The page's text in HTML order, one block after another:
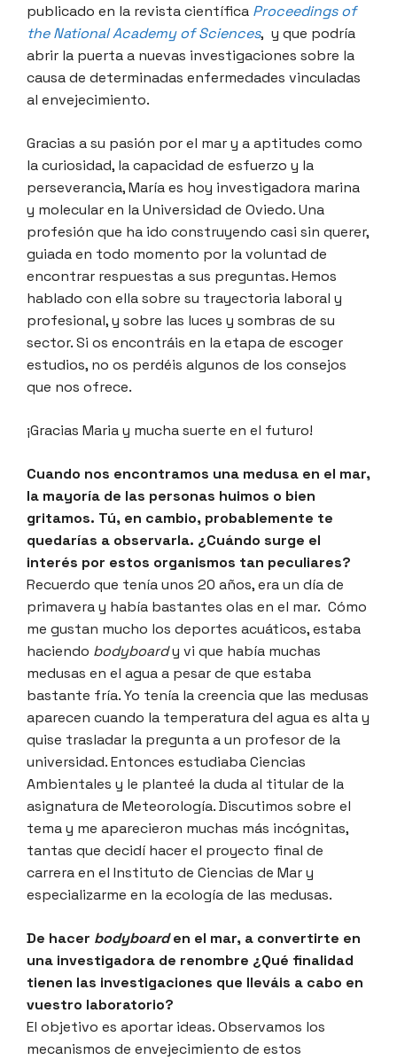
publicado en la revista científica Proceedings of
the National Academy of Sciences, y que podría
abrir la puerta a nuevas investigaciones sobre la
causa de determinadas enfermedades vinculadas
al envejecimiento.
Gracias a su pasión por el mar y a aptitudes como
la curiosidad, la capacidad de esfuerzo y la
perseverancia, María es hoy investigadora marina
y molecular en la Universidad de Oviedo. Una
profesión que ha ido construyendo casi sin querer,
guiada en todo momento por la voluntad de
encontrar respuestas a sus preguntas. Hemos
hablado con ella sobre su trayectoria laboral y
profesional, y sobre las luces y sombras de su
sector. Si os encontráis en la etapa de escoger
estudios, no os perdéis algunos de los consejos
que nos ofrece.
¡Gracias Maria y mucha suerte en el futuro!
Cuando nos encontramos una medusa en el mar,
la mayoría de las personas huimos o bien
gritamos. Tú, en cambio, probablemente te
quedarías a observarla. ¿Cuándo surge el
interés por estos organismos tan peculiares?
Recuerdo que tenía unos 20 años, era un día de
primavera y había bastantes olas en el mar. Cómo
me gustan mucho los deportes acuáticos, estaba
haciendo bodyboardy vi que había muchas
medusas en el agua a pesar de que estaba
bastante fría. Yo tenía la creencia que las medusas
aparecen cuando la temperatura del agua es alta y
quise trasladar la pregunta a un profesor de la
universidad. Entonces estudiaba Ciencias
Ambientales y le planteé la duda al titular de la
asignatura de Meteorología. Discutimos sobre el
tema y me aparecieron muchas más incógnitas,
tantas que decidí hacer el proyecto final de
carrera en el Instituto de Ciencias de Mar y
especializarme en la ecología de las medusas.
De hacer bodyboarden el mar, a convertirte en
una investigadora de renombre ¿Qué finalidad
tienen las investigaciones que lleváis a cabo en
vuestro laboratorio?
El objetivo es aportar ideas. Observamos los
mecanismos de envejecimiento de estos